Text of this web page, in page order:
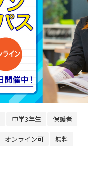
中学3年生 保護者
オンライン可 無料